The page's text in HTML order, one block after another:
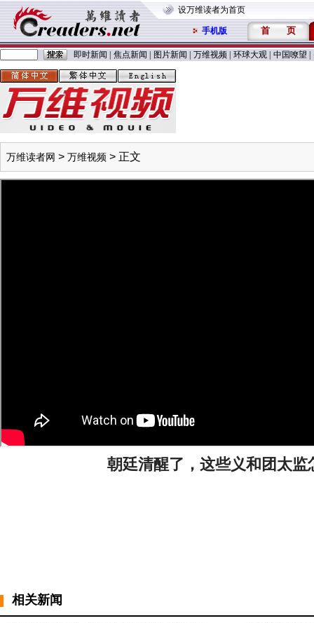
设万维读者为首页
手机版 首 页
即时新闻 焦点新闻 图片新闻 万维视频 环球大观 中国嘹望
万维读者网 > 万维视频 > 正文
朝廷清醒了，这些义和团太监
相关新闻